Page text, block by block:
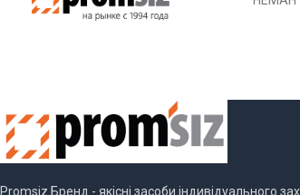
Promsiz Бренд - якісні засоби індивідуального